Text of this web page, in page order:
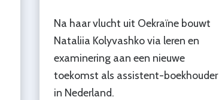
Na haar vlucht uit Oekraïne bouwt
Nataliia Kolyvashko via leren en
examinering aan een nieuwe
toekomst als assistent-boekhouder
in Nederland.